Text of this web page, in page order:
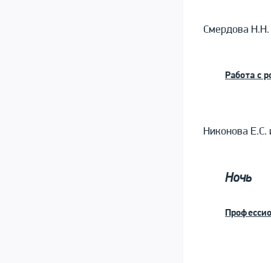
Смердова Н.Н.
Работа с
Никонова Е.С.
Ночь